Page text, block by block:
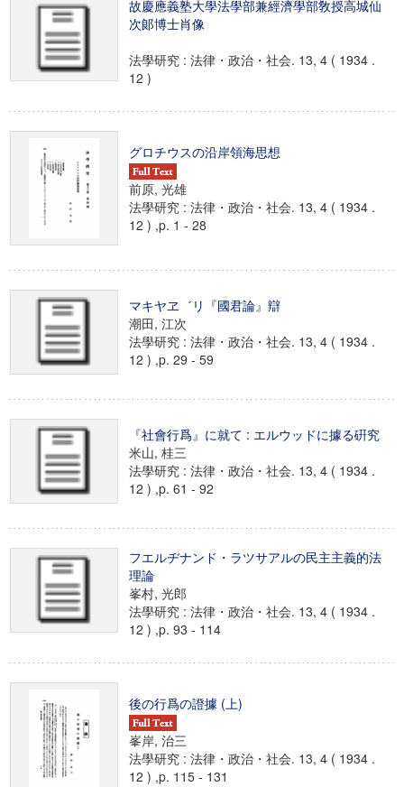
故慶應義塾大學法學部兼經濟學部敎授高城仙
次郞博士肖像
法學研究 : 法律・政治・社会. 13, 4 ( 1934 .
12 )
グロチウスの沿岸領海思想
前原, 光雄
法學研究 : 法律・政治・社会. 13, 4 ( 1934 .
12 ) ,p. 1 - 28
マキヤヱ゛リ『國君論』辯
潮田, 江次
法學研究 : 法律・政治・社会. 13, 4 ( 1934 .
12 ) ,p. 29 - 59
『社會行爲』に就て : エルウッドに據る硏究
米山, 桂三
法學研究 : 法律・政治・社会. 13, 4 ( 1934 .
12 ) ,p. 61 - 92
フエルヂナンド・ラツサアルの民主主義的法
理論
峯村, 光郎
法學研究 : 法律・政治・社会. 13, 4 ( 1934 .
12 ) ,p. 93 - 114
後の行爲の證據 (上)
峯岸, 治三
法學研究 : 法律・政治・社会. 13, 4 ( 1934 .
12 ) ,p. 115 - 131